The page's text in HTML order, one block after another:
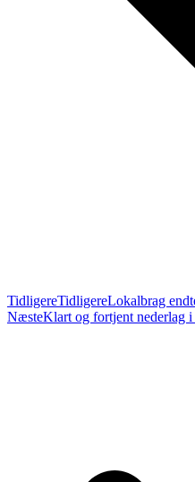
TidligereTidligereLokalbrag
NæsteKlart og fortjent nederlag